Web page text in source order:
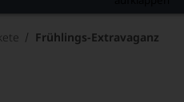
Frühlings-Extravaganz